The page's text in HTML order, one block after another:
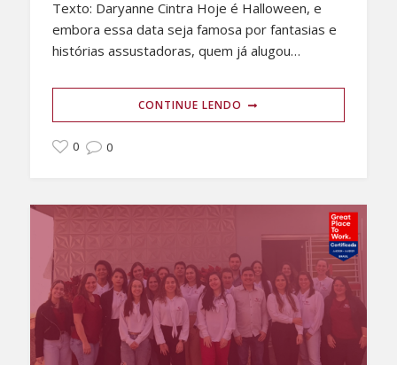
Texto: Daryanne Cintra Hoje é Halloween, e
embora essa data seja famosa por fantasias e
histórias assustadoras, quem já alugou…
CONTINUE LENDO
0 0